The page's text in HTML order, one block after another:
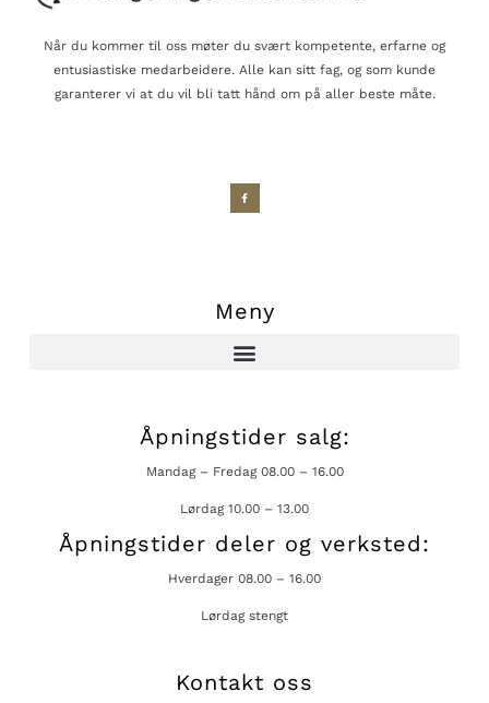
Når du kommer til oss møter du svært kompetente, erfarne og
entusiastiske medarbeidere. Alle kan sitt fag, og som kunde
garanterer vi at du vil bli tatt hånd om på aller beste måte.
Meny
Åpningstider salg:
Mandag – Fredag 08.00 – 16.00
Lørdag 10.00 – 13.00
Åpningstider deler og verksted:
Hverdager 08.00 – 16.00
Lørdag stengt
Kontakt oss